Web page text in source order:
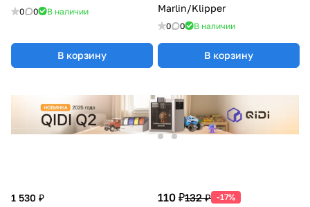
0 0 В наличии
В корзину
Marlin/Klipper
0 0 В наличии
В корзину
1 530 ₽ 110 ₽132 ₽ -17%